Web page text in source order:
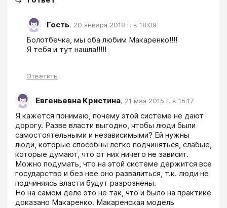
Гость, 20 января 2018 г. в 18:09
Болотбечка, мы оба любим Макаренко!!!!
Я тебя и тут нашла!!!!!
Ответить
Евгеньевна Кристина, 21 мая 2015 г. в 15:17
Я кажется понимаю, почему этой системе не дают
дорогу. Разве власти выгодно, чтобы люди были
самостоятельными и независимыми? Ей нужны
люди, которые способны легко подчиняться, слабые,
которые думают, что от них ничего не зависит.
Можно подумать, что на этой системе держится все
государство и без нее оно развалиться, т.к. люди не
подчиняясь власти будут разрознены.
Но на самом деле это не так, что и было на практике
доказано Макаренко. Макаренская модель